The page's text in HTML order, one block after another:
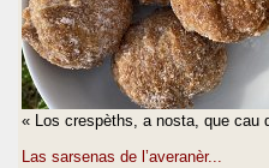
« Los crespèths, a nosta, que
Las sarsenas de l’averanèr...